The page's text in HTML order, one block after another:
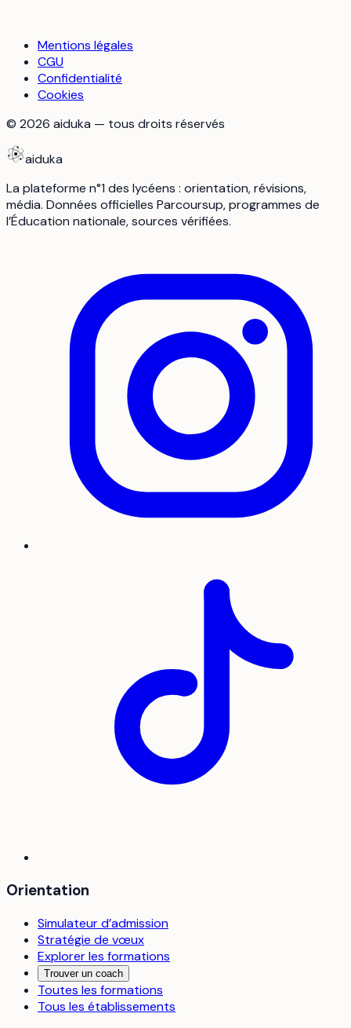
Mentions légales
CGU
Confidentialité
Cookies
© 2026 aiduka — tous droits réservés
aiduka
La plateforme n°1 des lycéens : orientation, révisions,
média. Données officielles Parcoursup, programmes de
l’Éducation nationale, sources vérifiées.
Orientation
Simulateur d’admission
Stratégie de vœux
Explorer les formations
Trouver un coach
Toutes les formations
Tous les établissements